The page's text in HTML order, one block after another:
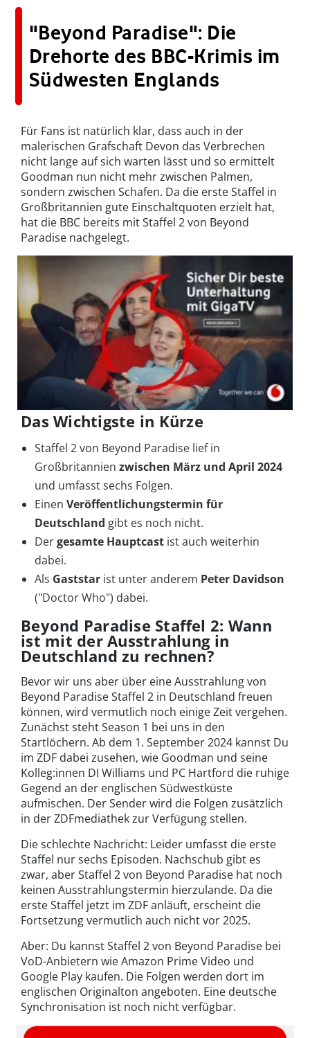
"Beyond Paradise": Die
Drehorte des BBC-Krimis im
Südwesten Englands
Für Fans ist natürlich klar, dass auch in der
malerischen Grafschaft Devon das Verbrechen
nicht lange auf sich warten lässt und so ermittelt
Goodman nun nicht mehr zwischen Palmen,
sondern zwischen Schafen. Da die erste Staffel in
Großbritannien gute Einschaltquoten erzielt hat,
hat die BBC bereits mit Staffel 2 von Beyond
Paradise nachgelegt.
Das Wichtigste in Kürze
Staffel 2 von Beyond Paradise lief in
Großbritannien zwischen März und April 2024
und umfasst sechs Folgen.
Einen Veröffentlichungstermin für
Deutschland gibt es noch nicht.
Dergesamte Hauptcast ist auch weiterhin
dabei.
Als Gaststar ist unter anderem Peter Davidson
("Doctor Who") dabei.
Beyond Paradise Staffel 2: Wann
ist mit der Ausstrahlung in
Deutschland zu rechnen?
Bevor wir uns aber über eine Ausstrahlung von
Beyond Paradise Staffel 2 in Deutschland freuen
können, wird vermutlich noch einige Zeit vergehen.
Zunächst steht Season 1 bei uns in den
Startlöchern. Ab dem 1. September 2024 kannst Du
im ZDF dabei zusehen, wie Goodman und seine
Kolleg:innen DI Williams und PC Hartford die ruhige
Gegend an der englischen Südwestküste
aufmischen. Der Sender wird die Folgen zusätzlich
in der ZDFmediathek zur Verfügung stellen.
Die schlechte Nachricht: Leider umfasst die erste
Staffel nur sechs Episoden. Nachschub gibt es
zwar, aber Staffel 2 von Beyond Paradise hat noch
keinen Ausstrahlungstermin hierzulande. Da die
erste Staffel jetzt im ZDF anläuft, erscheint die
Fortsetzung vermutlich auch nicht vor 2025.
Aber: Du kannst Staffel 2 von Beyond Paradise bei
VoD-Anbietern wie Amazon Prime Video und
Google Play kaufen. Die Folgen werden dort im
englischen Originalton angeboten. Eine deutsche
Synchronisation ist noch nicht verfügbar.